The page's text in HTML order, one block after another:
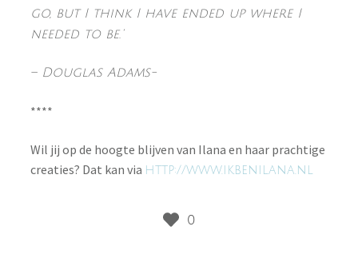
go, but I think I have ended up where I
needed to be.’
– Douglas Adams-
****
Wil jij op de hoogte blijven van Ilana en haar prachtige
creaties? Dat kan via http://www.ikbenilana.nl